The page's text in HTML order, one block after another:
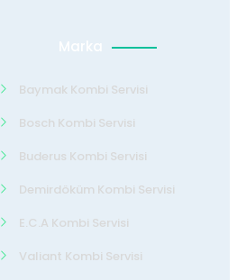
Marka
Baymak Kombi Servisi
Bosch Kombi Servisi
Buderus Kombi Servisi
Demirdöküm Kombi Servisi
E.C.A Kombi Servisi
Valiant Kombi Servisi